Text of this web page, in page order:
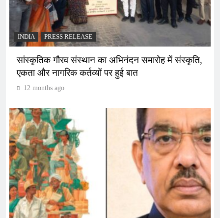
INDIA PRESS RELEASE
सांस्कृतिक गौरव संस्थान का अभिनंदन समारोह में संस्कृति,
एकता और नागरिक कर्तव्यों पर हुई बात
12 months ago